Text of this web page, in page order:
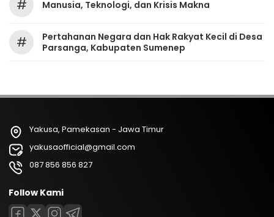
# Manusia, Teknologi, dan Krisis Makna
#
Pertahanan Negara dan Hak Rakyat Kecil di Desa
Parsanga, Kabupaten Sumenep
Yakusa, Pamekasan - Jawa Timur
yakusaofficial@gmail.com
087 856 856 827
Follow Kami